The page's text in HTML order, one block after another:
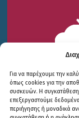
Για να παρέχουμε την
όπως cookies για την
συσκευών. Η συγκατάθεση
επεξεργαστούμε
περιήγησης ή μοναδικά
25/7